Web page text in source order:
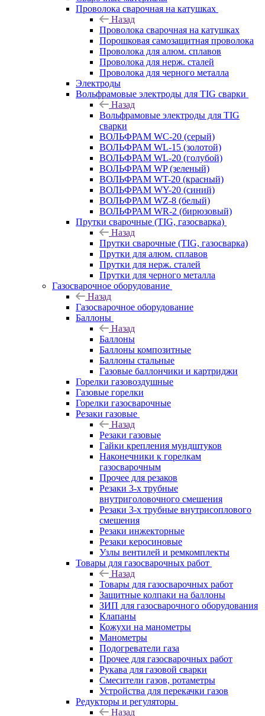
Проволока сварочная на катушках
Назад
Проволока сварочная на катушках
Порошковая самозащитная проволока
Проволока для алюм. сплавов
Проволока для нерж. сталей
Проволока для черного металла
Электроды
Вольфрамовые электроды для TIG сварки
Назад
Вольфрамовые электроды для TIG
сварки
ВОЛЬФРАМ WC-20 (серый)
ВОЛЬФРАМ WL-15 (золотой)
ВОЛЬФРАМ WL-20 (голубой)
ВОЛЬФРАМ WP (зеленый)
ВОЛЬФРАМ WT-20 (красный)
ВОЛЬФРАМ WY-20 (синий)
ВОЛЬФРАМ WZ-8 (белый)
ВОЛЬФРАМ WR-2 (бирюзовый)
Прутки сварочные (TIG, газосварка)
Назад
Прутки сварочные (TIG, газосварка)
Прутки для алюм. сплавов
Прутки для нерж. сталей
Прутки для черного металла
Газосварочное оборудование
Назад
Газосварочное оборудование
Баллоны
Назад
Баллоны
Баллоны композитные
Баллоны стальные
Газовые баллончики и картриджи
Горелки газовоздушные
Газовые горелки
Горелки газосварочные
Резаки газовые
Назад
Резаки газовые
Гайки крепления мундштуков
Наконечники к горелкам
газосварочным
Прочее для резаков
Резаки 3-х трубные
внутриголовочного смешения
Резаки 3-х трубные внутрисоплового
смешения
Резаки инжекторные
Резаки керосиновые
Узлы вентилей и ремкомплекты
Товары для газосварочных работ
Назад
Товары для газосварочных работ
Защитные колпаки на баллоны
ЗИП для газосварочного оборудования
Клапаны
Кожухи на манометры
Манометры
Подогреватели газа
Прочее для газосварочных работ
Рукава для газовой сварки
Смесители газов, ротаметры
Устройства для перекачки газов
Редукторы и регуляторы
Назад